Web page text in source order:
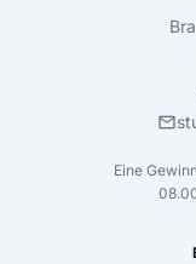
mail
Eine